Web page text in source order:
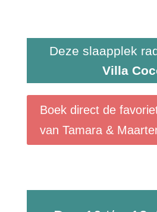
Deze slaapplek
Villa
Boek direct de
van Tamara &